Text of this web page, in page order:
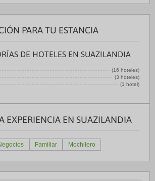
PARA TU ESTANCIA
DE HOTELES EN SUAZILANDIA
(16 hoteles)
(3 hoteles)
(1 hotel)
EXPERIENCIA EN SUAZILANDIA
Familiar Mochilero